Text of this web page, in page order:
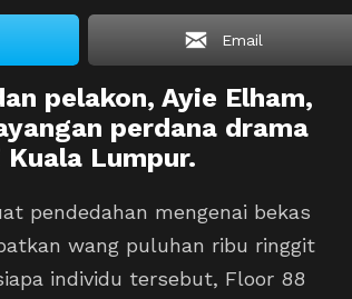
Email
pelakon, Ayie Elham,
perdana drama
Lumpur.
pendedahan mengenai bekas
wang puluhan ribu ringgit
individu tersebut, Floor 88